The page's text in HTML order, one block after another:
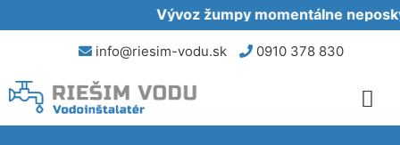
Vývoz žumpy momentálne
info@riesim-vodu.sk 0910 378 830